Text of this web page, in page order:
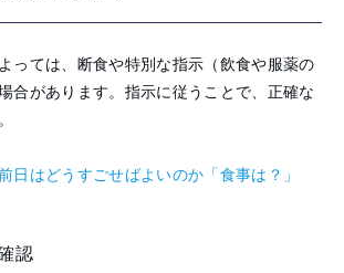
っては、断食や特別な指示（飲食や服薬の
合があります。指示に従うことで、正確な
日はどうすごせばよいのか「食事は？」
認